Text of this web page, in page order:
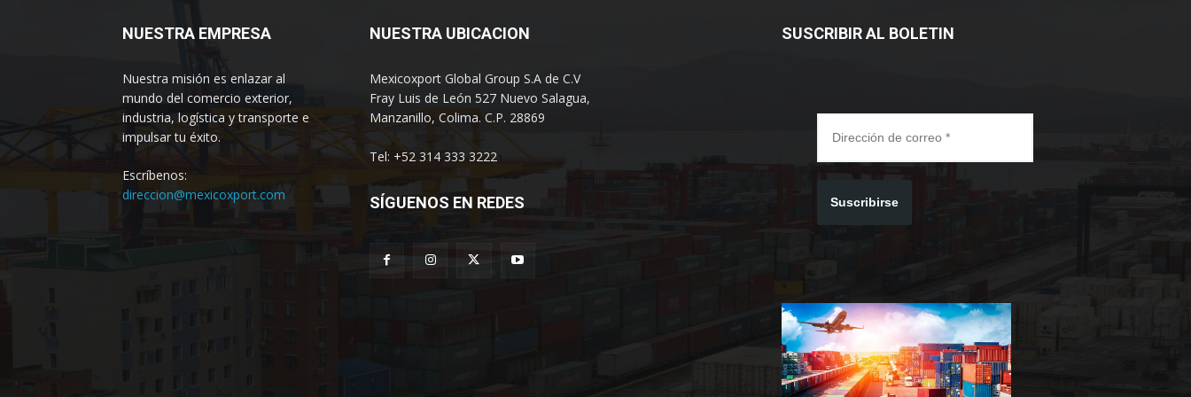
NUESTRA EMPRESA
Nuestra misión es enlazar al
mundo del comercio exterior,
industria, logística y transporte e
impulsar tu éxito.
Escríbenos:
direccion@mexicoxport.com
NUESTRA UBICACION
Mexicoxport Global Group S.A de C.V
Fray Luis de León 527 Nuevo Salagua,
Manzanillo, Colima. C.P. 28869
Tel: +52 314 333 3222
SÍGUENOS EN REDES
SUSCRIBIR AL BOLETIN
Suscribirse